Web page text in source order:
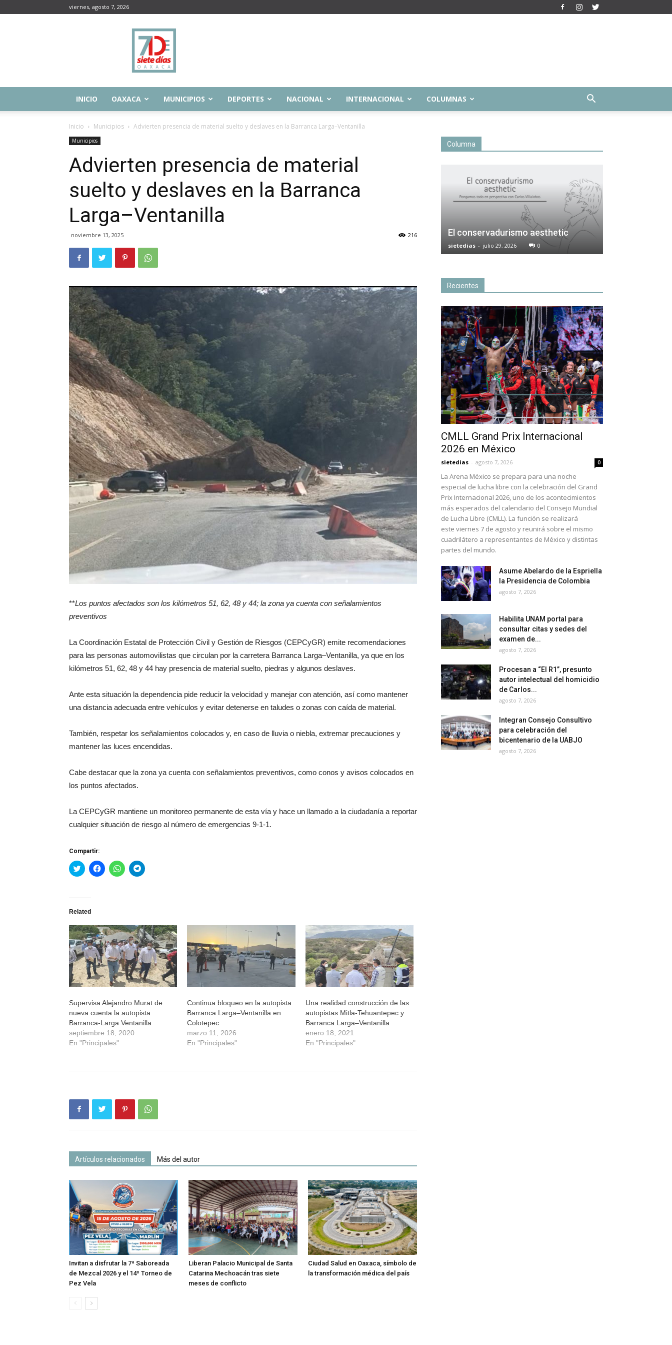
viernes, agosto 7, 2026
Siete
Días
Oaxaca
INICIO OAXACA MUNICIPIOS DEPORTES NACIONAL INTERNACIONAL COLUMNAS
Inicio Municipios Advierten presencia de material suelto y deslaves en la Barranca Larga–Ventanilla
Municipios
Advierten presencia de material
suelto y deslaves en la Barranca
Larga–Ventanilla
noviembre 13, 2025 216
**Los puntos afectados son los kilómetros 51, 62, 48 y 44; la zona ya cuenta con señalamientos
preventivos
La Coordinación Estatal de Protección Civil y Gestión de Riesgos (CEPCyGR) emite recomendaciones
para las personas automovilistas que circulan por la carretera Barranca Larga–Ventanilla, ya que en los
kilómetros 51, 62, 48 y 44 hay presencia de material suelto, piedras y algunos deslaves.
Ante esta situación la dependencia pide reducir la velocidad y manejar con atención, así como mantener
una distancia adecuada entre vehículos y evitar detenerse en taludes o zonas con caída de material.
También, respetar los señalamientos colocados y, en caso de lluvia o niebla, extremar precauciones y
mantener las luces encendidas.
Cabe destacar que la zona ya cuenta con señalamientos preventivos, como conos y avisos colocados en
los puntos afectados.
La CEPCyGR mantiene un monitoreo permanente de esta vía y hace un llamado a la ciudadanía a reportar
cualquier situación de riesgo al número de emergencias 9-1-1.
Compartir:
Haz
clic
Twitter
abre
una
ventana
nueva)
Haz
clic
una
ventana
nueva)
Haz
clic
una
ventana
nueva)
Haz
clic
una
ventana
nueva)
Related
Supervisa Alejandro Murat de
nueva cuenta la autopista
Barranca-Larga Ventanilla
septiembre 18, 2020
En "Principales"
Continua bloqueo en la autopista
Barranca Larga–Ventanilla en
Colotepec
marzo 11, 2026
En "Principales"
Una realidad construcción de las
autopistas Mitla-Tehuantepec y
Barranca Larga–Ventanilla
enero 18, 2021
En "Principales"
Artículos relacionados Más del autor
Invitan a disfrutar la 7ª Saboreada
de Mezcal 2026 y el 14º Torneo de
Pez Vela
Liberan Palacio Municipal de Santa
Catarina Mechoacán tras siete
meses de conflicto
Ciudad Salud en Oaxaca, símbolo de
la transformación médica del país
Columna
El conservadurismo aesthetic
sietedias - julio 29, 2026 0
Recientes
CMLL Grand Prix Internacional
2026 en México
sietedias - agosto 7, 2026 0
La Arena México se prepara para una noche
especial de lucha libre con la celebración del Grand
Prix Internacional 2026, uno de los acontecimientos
más esperados del calendario del Consejo Mundial
de Lucha Libre (CMLL). La función se realizará
este viernes 7 de agosto y reunirá sobre el mismo
cuadrilátero a representantes de México y distintas
partes del mundo.
Asume Abelardo de la Espriella
la Presidencia de Colombia
agosto 7, 2026
Habilita UNAM portal para
consultar citas y sedes del
examen de...
agosto 7, 2026
Procesan a “El R1”, presunto
autor intelectual del homicidio
de Carlos...
agosto 7, 2026
Integran Consejo Consultivo
para celebración del
bicentenario de la UABJO
agosto 7, 2026